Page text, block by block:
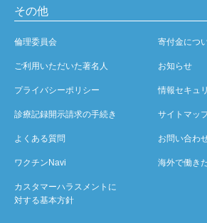
その他
倫理委員会 寄付金につ
ご利用いただいた著名人 お知らせ
プライバシーポリシー 情報セキュ
診療記録開示請求の手続き サイトマッ
よくある質問 お問い合わ
ワクチンNavi 海外で働き
カスタマーハラスメントに
対する基本方針